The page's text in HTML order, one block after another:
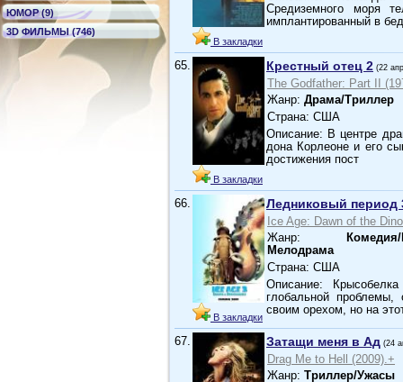
ЮМОР (9)
3D ФИЛЬМЫ (746)
В закладки
Средиземного моря
имплантированный в
65.
В закладки
Крестный отец 2 (22
The Godfather: Part II
Жанр: Драма/Триллер
Страна: США
Описание: В центре
дона Корлеоне и его
достижения пост
66.
В закладки
Ледниковый период
Ice Age: Dawn of the
Жанр:
Мелодрама
Страна: США
Описание:
глобальной проблемы,
своим орехом, но на
67. Затащи меня в Ад (24
Drag Me to Hell (2009).+
Жанр: Триллер/Ужасы